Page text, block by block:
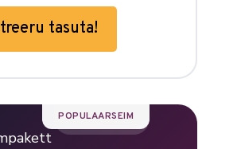
tasuta!
POPULAARSEIM